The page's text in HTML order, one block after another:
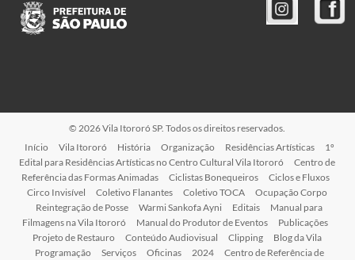
© 2026 Vila Itororó SP. Todos os direitos reservados.
Início
Vila Itororó História Organização Residências Artísticas
1º
Edital para Residências Artísticas no Centro Cultural Vila Itororó
Centro de
Referência das Formas Animadas
Ciclistas Bonequeiros
Ciclos e Fluxos
Circo Invisível
Coletivo Flanantes Coletivo TOCA
Ocupação Corpo
Reintegração de Posse
Warmi Sankofa Ayni Editais
Manual para
Filmagens na Vila Itororó
Manual do Produtor de Eventos
Publicações
Projeto de Restauro
Conteúdo Audiovisual Clipping
Blog da Vila
Programação
Serviços Oficinas 2024 Centro de Referência de